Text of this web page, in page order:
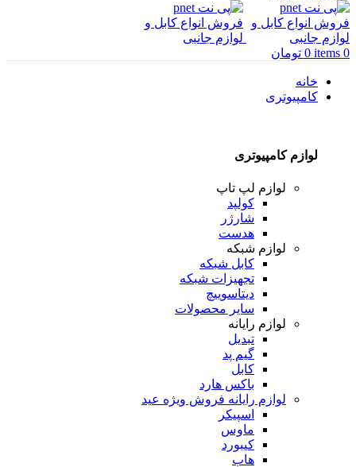
0
items
0 تومان
خانه
کامپیوتری
لوازم کامپیوتری
لوازم لپ تاپ
کولپد
شارژر
هدست
لوازم شبکه
کابل شبکه
تجهیزات شبکه
دیتاسوییچ
سایر محصولات
لوازم رایانه
تبدیل
گیم پد
کابل
باکس هارد
لوازم رایانه فروش ویژه عید
اسپیکر
ماوس
کیبورد
هاب